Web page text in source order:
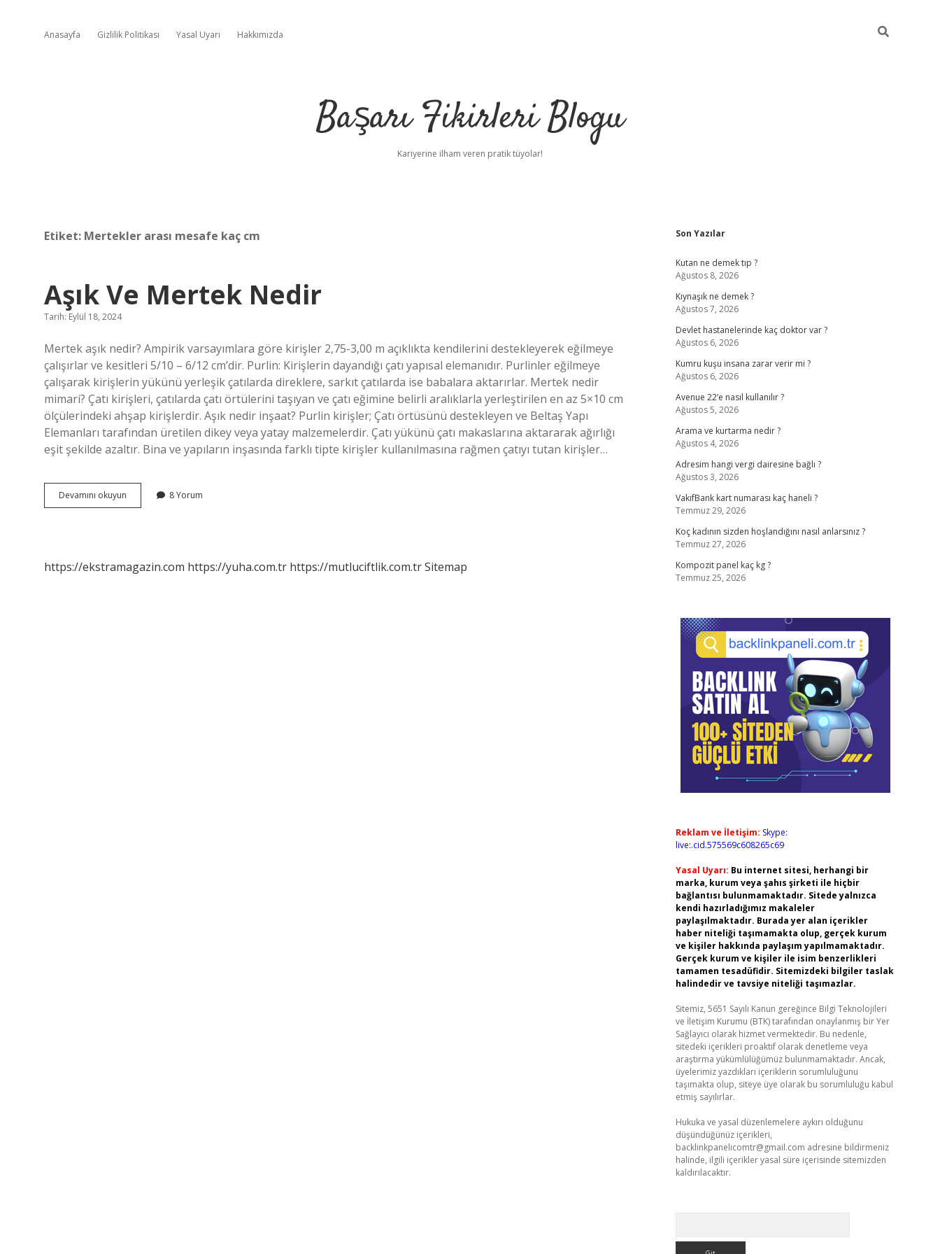
Anasayfa Gizlilik Politikası Yasal Uyarı Hakkımızda
Başarı Fikirleri Blogu
Kariyerine ilham veren pratik tüyolar!
Etiket: Mertekler arası mesafe kaç cm
Aşık Ve Mertek Nedir
Tarih: Eylül 18, 2024
Mertek aşık nedir? Ampirik varsayımlara göre kirişler 2,75-3,00 m açıklıkta kendilerini destekleyerek eğilmeye
çalışırlar ve kesitleri 5/10 – 6/12 cm’dir. Purlin: Kirişlerin dayandığı çatı yapısal elemanıdır. Purlinler eğilmeye
çalışarak kirişlerin yükünü yerleşik çatılarda direklere, sarkıt çatılarda ise babalara aktarırlar. Mertek nedir
mimari? Çatı kirişleri, çatılarda çatı örtülerini taşıyan ve çatı eğimine belirli aralıklarla yerleştirilen en az 5×10 cm
ölçülerindeki ahşap kirişlerdir. Aşık nedir inşaat? Purlin kirişler; Çatı örtüsünü destekleyen ve Beltaş Yapı
Elemanları tarafından üretilen dikey veya yatay malzemelerdir. Çatı yükünü çatı makaslarına aktararak ağırlığı
eşit şekilde azaltır. Bina ve yapıların inşasında farklı tipte kirişler kullanılmasına rağmen çatıyı tutan kirişler…
Devamını okuyun
Ve
8 Yorum
https://ekstramagazin.com https://yuha.com.tr https://mutluciftlik.com.trSitemap
Sidebar
Son Yazılar
Kutan ne demek tıp ?
Ağustos 8, 2026
Kıynaşık ne demek ?
Ağustos 7, 2026
Devlet hastanelerinde kaç doktor var ?
Ağustos 6, 2026
Kumru kuşu insana zarar verir mi ?
Ağustos 6, 2026
Avenue 22’e nasıl kullanılır ?
Ağustos 5, 2026
Arama ve kurtarma nedir ?
Ağustos 4, 2026
Adresim hangi vergi dairesine bağlı ?
Ağustos 3, 2026
VakıfBank kart numarası kaç haneli ?
Temmuz 29, 2026
Koç kadının sizden hoşlandığını nasıl anlarsınız ?
Temmuz 27, 2026
Kompozit panel kaç kg ?
Temmuz 25, 2026
Reklam ve İletişim: Skype:
live:.cid.575569c608265c69
Yasal Uyarı: Bu internet sitesi, herhangi bir
marka, kurum veya şahıs şirketi ile hiçbir
bağlantısı bulunmamaktadır. Sitede yalnızca
kendi hazırladığımız makaleler
paylaşılmaktadır. Burada yer alan içerikler
haber niteliği taşımamakta olup, gerçek kurum
ve kişiler hakkında paylaşım yapılmamaktadır.
Gerçek kurum ve kişiler ile isim benzerlikleri
tamamen tesadüfidir. Sitemizdeki bilgiler taslak
halindedir ve tavsiye niteliği taşımazlar.
Sitemiz, 5651 Sayılı Kanun gereğince Bilgi Teknolojileri
ve İletişim Kurumu (BTK) tarafından onaylanmış bir Yer
Sağlayıcı olarak hizmet vermektedir. Bu nedenle,
sitedeki içerikleri proaktif olarak denetleme veya
araştırma yükümlülüğümüz bulunmamaktadır. Ancak,
üyelerimiz yazdıkları içeriklerin sorumluluğunu
taşımakta olup, siteye üye olarak bu sorumluluğu kabul
etmiş sayılırlar.
Hukuka ve yasal düzenlemelere aykırı olduğunu
düşündüğünüz içerikleri,
backlinkpanelicomtr@gmail.com adresine bildirmeniz
halinde, ilgili içerikler yasal süre içerisinde sitemizden
kaldırılacaktır.